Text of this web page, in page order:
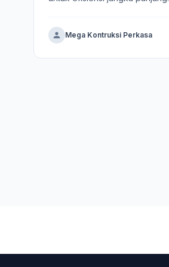
Mega Kontruksi Perkasa